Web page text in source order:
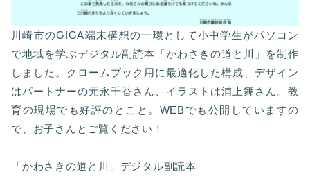
川崎市のGIGA端末構想の一環として小中学生がパソコン
で地域を学ぶデジタル副読本「かわさきの道と川」を制作
しました。クロームブック用に最適化した構成、デザイン
はパートナーの元永千香さん、イラストは浦上舞さん。教
育の現場でも好評のとこと。WEBでも公開していますの
で、お子さんとご覧ください！
「かわさきの道と川」デジタル副読本